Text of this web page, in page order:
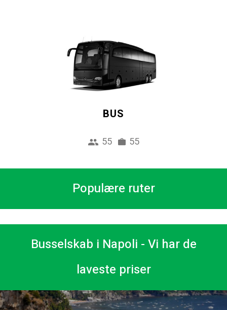
BUS
55 55
Populære ruter
Busselskab i Napoli - Vi har de
laveste priser